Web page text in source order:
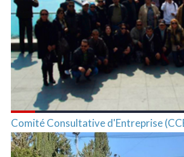
Comité Consultative d'Entreprise